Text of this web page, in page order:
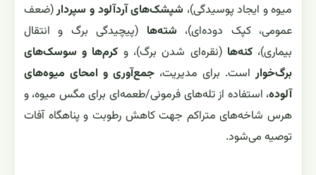
میوه و ایجاد پوسیدگی)، شپشک‌های آردآلود و سپردار(ضعف
عمومی، کپک دوده‌ای)، شته‌ها (پیچیدگی برگ و انتقال
بیماری)،کنه‌ها (نقره‌ای شدن برگ)، و کرم‌ها و سوسک‌های
برگ‌خواراست. برای مدیریت، جمع‌آوری و امحای میوه‌های
آلوده، استفاده از تله‌های فرمونی/طعمه‌ای برای مگس میوه، و
هرس شاخه‌های متراکم جهت کاهش رطوبت و پناهگاه آفات
توصیه می‌شود.